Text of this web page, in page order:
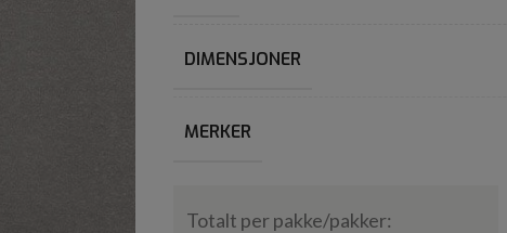
DIMENSJONER
MERKER
Totalt per pakke/pakker: